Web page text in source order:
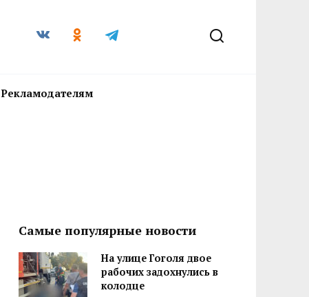
Рекламодателям
Самые популярные новости
На улице Гоголя двое
рабочих задохнулись в
колодце